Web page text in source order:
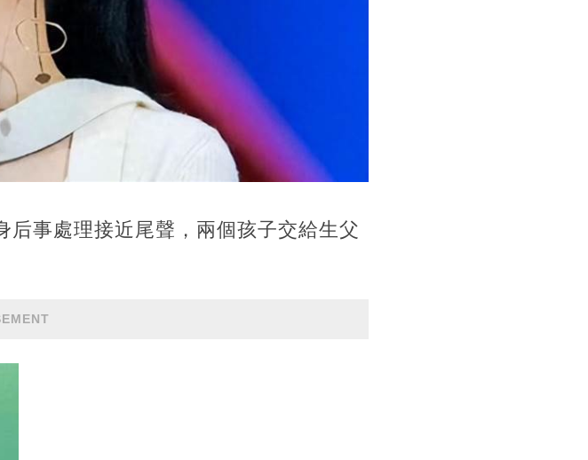
事處理接近尾聲，兩個孩子交給生父